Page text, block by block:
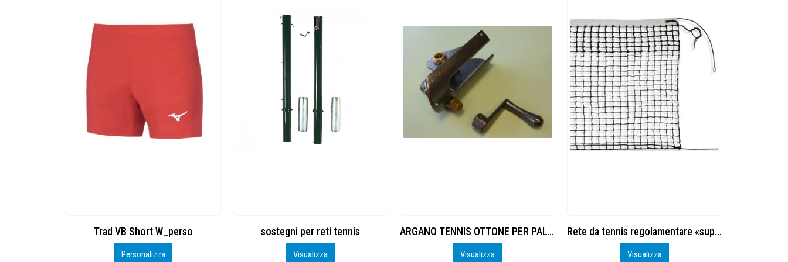
Trad VB Short W_perso
Personalizza
sostegni per reti tennis
Visualizza
ARGANO TENNIS OTTONE PER PALO SEZ.ROTONDA
Visualizza
Rete da tennis regolamentare «super torneo»
Visualizza